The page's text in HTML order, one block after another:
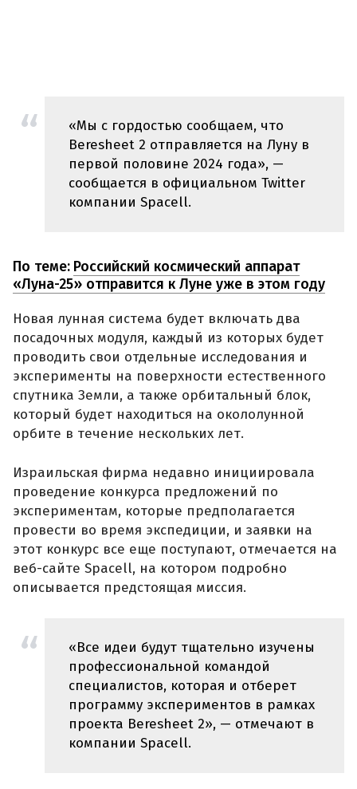
«Мы с гордостью сообщаем, что
Beresheet 2 отправляется на Луну в
первой половине 2024 года», —
сообщается в официальном Twitter
компании Spacell.
По теме: Российский космический аппарат
«Луна-25» отправится к Луне уже в этом году
Новая лунная система будет включать два
посадочных модуля, каждый из которых будет
проводить свои отдельные исследования и
эксперименты на поверхности естественного
спутника Земли, а также орбитальный блок,
который будет находиться на окололунной
орбите в течение нескольких лет.
Израильская фирма недавно инициировала
проведение конкурса предложений по
экспериментам, которые предполагается
провести во время экспедиции, и заявки на
этот конкурс все еще поступают, отмечается на
веб-сайте Spacell, на котором подробно
описывается предстоящая миссия.
«Все идеи будут тщательно изучены
профессиональной командой
специалистов, которая и отберет
программу экспериментов в рамках
проекта Beresheet 2», — отмечают в
компании Spacell.